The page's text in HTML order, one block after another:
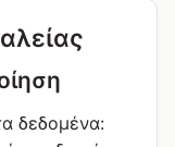
δεδομένα: